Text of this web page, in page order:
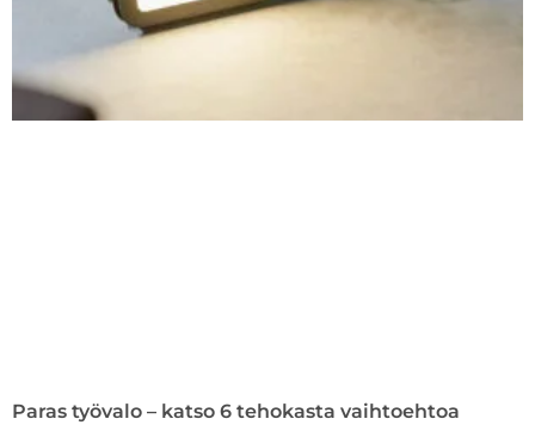
Paras työvalo – katso 6 tehokasta vaihtoehtoa